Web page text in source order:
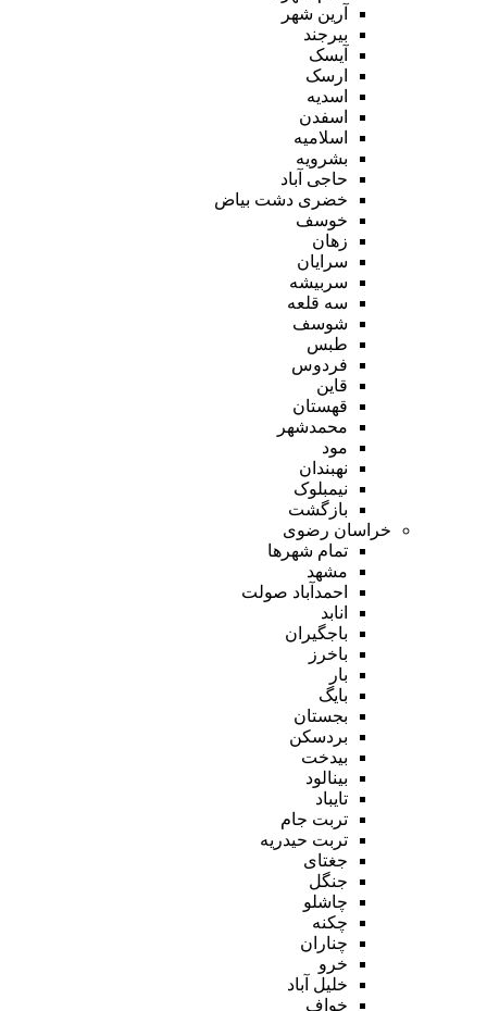
آرین شهر
بیرجند
آیسک
ارسک
اسدیه
اسفدن
اسلامیه
بشرویه
حاجی آباد
خضری دشت بیاض
خوسف
زهان
سرایان
سربیشه
سه قلعه
شوسف
طبس
فردوس
قاین
قهستان
محمدشهر
مود
نهبندان
نیمبلوک
بازگشت
خراسان رضوی
تمام شهر‌ها
مشهد
احمدآباد صولت
انابد
باجگیران
باخرز
بار
بایگ
بجستان
بردسکن
بیدخت
بینالود
تایباد
تربت جام
تربت حیدریه
جغتای
جنگل
چاشلو
چکنه
چناران
خرو
خلیل آباد
خواف